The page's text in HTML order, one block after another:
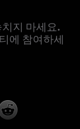
지 마세요.
에 참여하세